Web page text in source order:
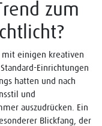
zum
mit einigen kreativen
Einrichtungen
hatten und nach
und
auszudrücken. Ein
Blickfang, der